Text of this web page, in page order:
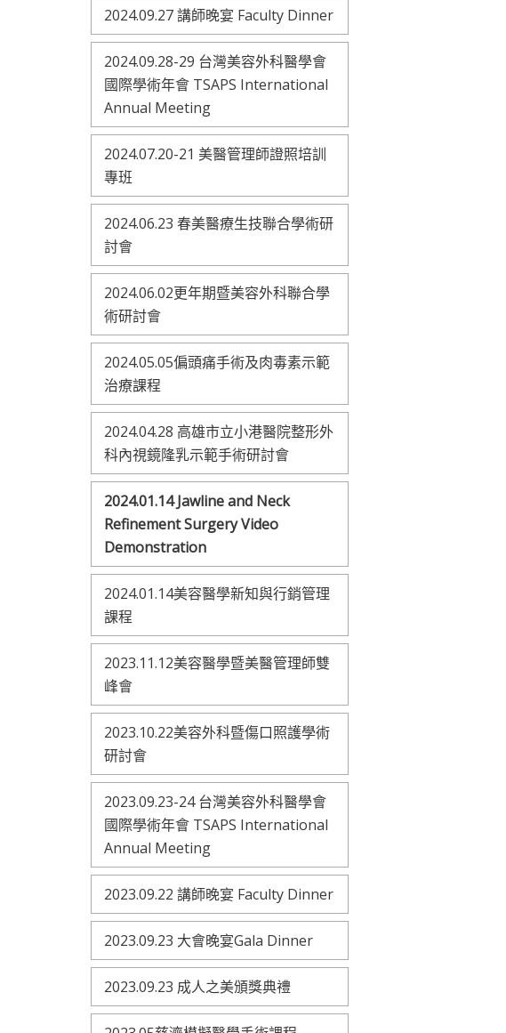
2024.09.27 講師晚宴 Faculty Dinner
2024.09.28-29 台灣美容外科醫學會
國際學術年會 TSAPS International
Annual Meeting
2024.07.20-21 美醫管理師證照培訓
專班
2024.06.23 春美醫療生技聯合學術研
討會
2024.06.02更年期暨美容外科聯合學
術研討會
2024.05.05偏頭痛手術及肉毒素示範
治療課程
2024.04.28 高雄市立小港醫院整形外
科內視鏡隆乳示範手術研討會
2024.01.14 Jawline and Neck
Refinement Surgery Video
Demonstration
2024.01.14美容醫學新知與行銷管理
課程
2023.11.12美容醫學暨美醫管理師雙
峰會
2023.10.22美容外科暨傷口照護學術
研討會
2023.09.23-24 台灣美容外科醫學會
國際學術年會 TSAPS International
Annual Meeting
2023.09.22 講師晚宴 Faculty Dinner
2023.09.23 大會晚宴Gala Dinner
2023.09.23 成人之美頒獎典禮